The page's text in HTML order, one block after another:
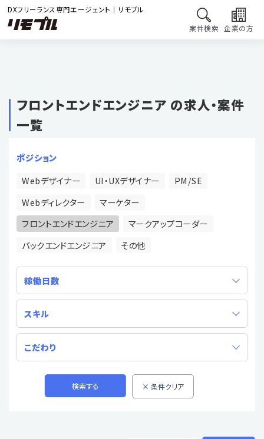
DXフリーランス専門エージェント｜リモプル
案件検索 企業の方
フロントエンドエンジニア の求人・案件
一覧
ポジション
Webデザイナー
UI・UXデザイナー
PM/SE
Webディレクター
マーケター
フロントエンドエンジニア
マークアップコーダー
バックエンドエンジニア
その他
稼働日数
スキル
こだわり